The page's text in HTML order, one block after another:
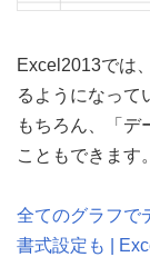
Excel2013では
るようになって
もちろん、「デ
こともできます。
全てのグラフで
書式設定も |